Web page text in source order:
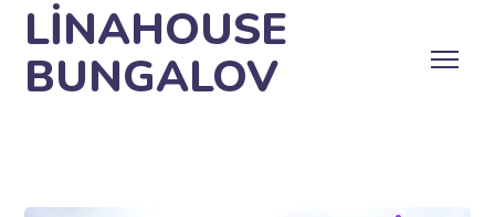
LİNAHOUSE
BUNGALOV